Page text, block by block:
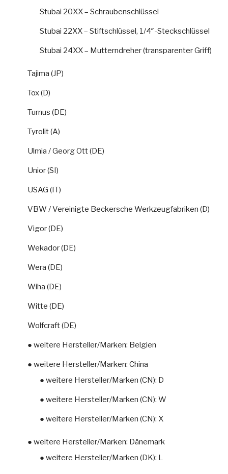
Stubai 20XX – Schraubenschlüssel
Stubai 22XX – Stiftschlüssel, 1/4″-Steckschlüssel
Stubai 24XX – Mutterndreher (transparenter Griff)
Tajima (JP)
Tox (D)
Turnus (DE)
Tyrolit (A)
Ulmia / Georg Ott (DE)
Unior (SI)
USAG (IT)
VBW / Vereinigte Beckersche Werkzeugfabriken (D)
Vigor (DE)
Wekador (DE)
Wera (DE)
Wiha (DE)
Witte (DE)
Wolfcraft (DE)
● weitere Hersteller/Marken: Belgien
● weitere Hersteller/Marken: China
● weitere Hersteller/Marken (CN): D
● weitere Hersteller/Marken (CN): W
● weitere Hersteller/Marken (CN): X
● weitere Hersteller/Marken: Dänemark
● weitere Hersteller/Marken (DK): L